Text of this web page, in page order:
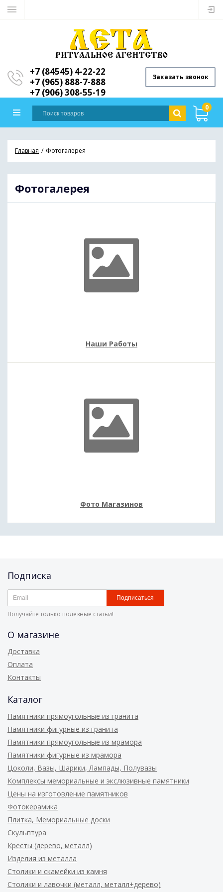
+7 (84545) 4-22-22
+7 (965) 888-7-888
+7 (906) 308-55-19
Заказать звонок
0
Главная Фотогалерея
Фотогалерея
Наши Работы
Фото Магазинов
Подписка
Подписаться
Получайте только полезные статьи!
О магазине
Доставка
Оплата
Контакты
Каталог
Памятники прямоугольные из гранита
Памятники фигурные из гранита
Памятники прямоугольные из мрамора
Памятники фигурные из мрамора
Цоколи, Вазы, Шарики, Лампады, Полувазы
Комплексы мемориальные и экслюзивные памятники
Цены на изготовление памятников
Фотокерамика
Плитка, Мемориальные доски
Скульптура
Кресты (дерево, металл)
Изделия из металла
Столики и скамейки из камня
Столики и лавочки (металл, металл+дерево)